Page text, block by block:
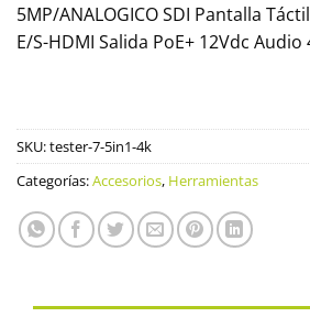
5MP/ANALOGICO SDI Pantalla
E/S-HDMI Salida PoE+ 12Vdc Audio
SKU:tester-7-5in1-4k
Categorías:Accesorios, Herramientas